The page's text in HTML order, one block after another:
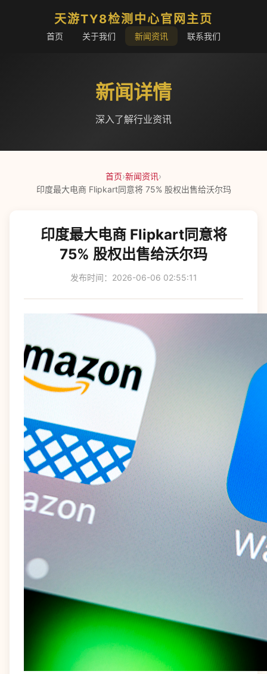
天游TY8检测中心官网主页
首页 关于我们 新闻资讯 联系我们
新闻详情
深入了解行业资讯
首页›新闻资讯›
印度最大电商 Flipkart同意将 75% 股权出售给沃尔玛
印度最大电商 Flipkart同意将
75% 股权出售给沃尔玛
发布时间：2026-06-06 02:55:11